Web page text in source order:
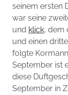
seinem ersten
war seine
und klick, dem
und einen
folgte
September ist
diese
September in